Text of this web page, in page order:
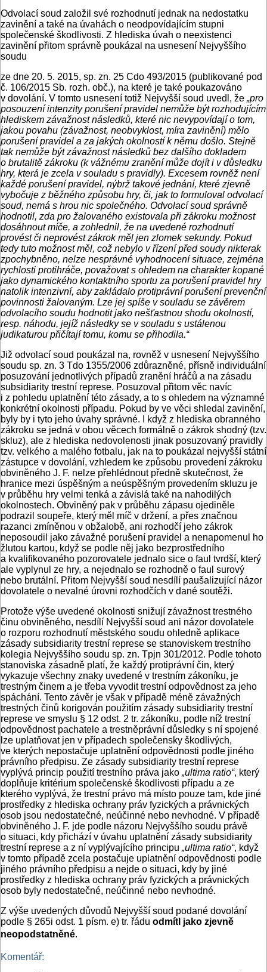
Odvolací soud založil své rozhodnutí jednak na nedostatku
zavinění a také na úvahách o neodpovídajícím stupni
společenské škodlivosti. Z hlediska úvah o neexistenci
zavinění přitom správně poukázal na usnesení Nejvyššího
soudu
ze dne 20. 5. 2015, sp. zn. 25 Cdo 493/2015 (publikované pod
č. 106/2015 Sb. rozh. obč.), na které je také poukazováno
v dovolání. V tomto usnesení totiž Nejvyšší soud uvedl, že „pro
posouzení intenzity porušení pravidel nemůže být rozhodujícím
hlediskem závažnost následků, které nic nevypovídají o tom,
jakou povahu (závažnost, neobvyklost, míra zavinění) mělo
porušení pravidel a za jakých okolností k němu došlo. Stejně
tak nemůže být závažnost následků bez dalšího dokladem
o brutalitě zákroku (k vážnému zranění může dojít i v důsledku
hry, která je zcela v souladu s pravidly). Excesem rovněž není
každé porušení pravidel, nýbrž takové jednání, které zjevně
vybočuje z běžného způsobu hry, či, jak to formuloval odvolací
soud, nemá s hrou nic společného. Odvolací soud správně
hodnotil, zda pro žalovaného existovala při zákroku možnost
dosáhnout míče, a zohlednil, že na uvedené rozhodnutí
provést či neprovést zákrok měl jen zlomek sekundy. Pokud
tedy tuto možnost měl, což nebylo v řízení před soudy nikterak
zpochybněno, nelze nesprávné vyhodnocení situace, zejména
rychlosti protihráče, považovat s ohledem na charakter kopané
jako dynamického kontaktního sportu za porušení pravidel hry
natolik intenzivní, aby zakládalo protiprávní porušení prevenční
povinnosti žalovaným. Lze jej spíše v souladu se závěrem
odvolacího soudu hodnotit jako nešťastnou shodu okolností,
resp. náhodu, jejíž následky se v souladu s ustálenou
judikaturou přičítají tomu, komu se přihodila.“
Již odvolací soud poukázal na, rovněž v usnesení Nejvyššího
soudu sp. zn. 3 Tdo 1355/2006 zdůrazněné, přísně individuální
posuzování jednotlivých případů zranění hráčů a na zásadu
subsidiarity trestní represe. Posuzoval přitom věc navíc
i z pohledu uplatnění této zásady, a to s ohledem na významné
konkrétní okolnosti případu. Pokud by ve věci shledal zavinění,
byly by i tyto jeho úvahy správné. I když z hlediska obranného
zákroku se jedná v obou věcech formálně o zákrok shodný (tzv.
skluz), ale z hlediska nedovolenosti jinak posuzovaný pravidly
tzv. velkého a malého fotbalu, jak na to poukázal nejvyšší státní
zástupce v dovolání, vzhledem ke způsobu provedení zákroku
obviněného J. F. nelze přehlédnout předně skutečnost, že
hranice mezi úspěšným a neúspěšným provedením skluzu je
v průběhu hry velmi tenká a závislá také na nahodilých
okolnostech. Obviněný pak v průběhu zápasu ojediněle
podrazil soupeře, který měl míč v držení, a přes značnou
razanci zmíněnou v obžalobě, ani rozhodčí jeho zákrok
neposoudil jako závažné porušení pravidel a nenapomenul ho
žlutou kartou, když se podle něj jako bezprostředního
a kvalifikovaného pozorovatele jednalo sice o faul tvrdší, který
ale vyplynul ze hry, a nejednalo se rozhodně o faul surový
nebo brutální. Přitom Nejvyšší soud nesdílí paušalizující názor
dovolatele o nevalné úrovni rozhodčích v dané soutěži.
Protože výše uvedené okolnosti snižují závažnost trestného
činu obviněného, nesdílí Nejvyšší soud ani názor dovolatele
o rozporu rozhodnutí městského soudu ohledně aplikace
zásady subsidiarity trestní represe se stanoviskem trestního
kolegia Nejvyššího soudu sp. zn. Tpjn 301/2012. Podle tohoto
stanoviska zásadně platí, že každý protiprávní čin, který
vykazuje všechny znaky uvedené v trestním zákoníku, je
trestným činem a je třeba vyvodit trestní odpovědnost za jeho
spáchání. Tento závěr je však v případě méně závažných
trestných činů korigován použitím zásady subsidiarity trestní
represe ve smyslu § 12 odst. 2 tr. zákoníku, podle níž trestní
odpovědnost pachatele a trestněprávní důsledky s ní spojené
lze uplatňovat jen v případech společensky škodlivých,
ve kterých nepostačuje uplatnění odpovědnosti podle jiného
právního předpisu. Ze zásady subsidiarity trestní represe
vyplývá princip použití trestního práva jako „ultima ratio“, který
doplňuje kritérium společenské škodlivosti případu a ze
kterého vyplývá, že trestní právo má místo pouze tam, kde jiné
prostředky z hlediska ochrany práv fyzických a právnických
osob jsou nedostatečné, neúčinné nebo nevhodné. V případě
obviněného J. F. jde podle názoru Nejvyššího soudu právě
o situaci, kdy přichází v úvahu uplatnění zásady subsidiarity
trestní represe a z ní vyplývajícího principu „ultima ratio“, když
v tomto případě zcela postačuje uplatnění odpovědnosti podle
jiného právního předpisu a nejde o situaci, kdy by jiné
prostředky z hlediska ochrany práv fyzických a právnických
osob byly nedostatečné, neúčinné nebo nevhodné.
Z výše uvedených důvodů Nejvyšší soud podané dovolání
podle § 265i odst. 1 písm. e) tr. řádu odmítl jako zjevně
neopodstatněné.
Komentář: